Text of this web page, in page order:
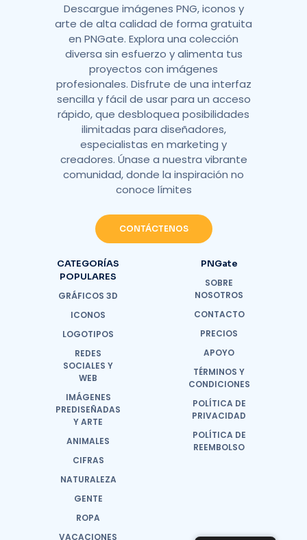
Descargue imágenes PNG, iconos y
arte de alta calidad de forma gratuita
en PNGate. Explora una colección
diversa sin esfuerzo y alimenta tus
proyectos con imágenes
profesionales. Disfrute de una interfaz
sencilla y fácil de usar para un acceso
rápido, que desbloquea posibilidades
ilimitadas para diseñadores,
especialistas en marketing y
creadores. Únase a nuestra vibrante
comunidad, donde la inspiración no
conoce límites
CONTÁCTENOS
CATEGORÍAS
POPULARES
GRÁFICOS 3D
ICONOS
LOGOTIPOS
REDES
SOCIALES Y
WEB
IMÁGENES
PREDISEÑADAS
Y ARTE
ANIMALES
CIFRAS
NATURALEZA
GENTE
ROPA
VACACIONES
PNGate
SOBRE
NOSOTROS
CONTACTO
PRECIOS
APOYO
TÉRMINOS Y
CONDICIONES
POLÍTICA DE
PRIVACIDAD
POLÍTICA DE
REEMBOLSO